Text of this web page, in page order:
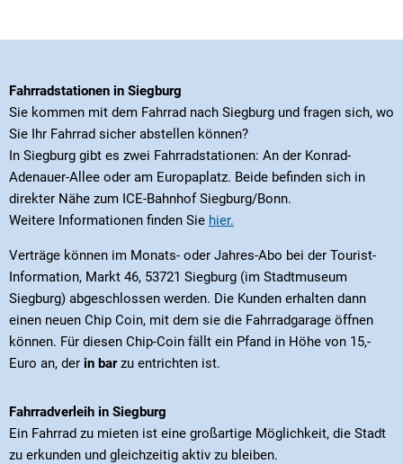
Fahrradstationen in Siegburg
Sie kommen mit dem Fahrrad nach Siegburg und fragen sich, wo
Sie Ihr Fahrrad sicher abstellen können?
In Siegburg gibt es zwei Fahrradstationen: An der Konrad-
Adenauer-Allee oder am Europaplatz. Beide befinden sich in
direkter Nähe zum ICE-Bahnhof Siegburg/Bonn.
Weitere Informationen finden Sie hier.
Verträge können im Monats- oder Jahres-Abo bei der Tourist-
Information, Markt 46, 53721 Siegburg (im Stadtmuseum
Siegburg) abgeschlossen werden. Die Kunden erhalten dann
einen neuen Chip Coin, mit dem sie die Fahrradgarage öffnen
können. Für diesen Chip-Coin fällt ein Pfand in Höhe von 15,-
Euro an, der in barzu entrichten ist.
Fahrradverleih in Siegburg
Ein Fahrrad zu mieten ist eine großartige Möglichkeit, die Stadt
zu erkunden und gleichzeitig aktiv zu bleiben.